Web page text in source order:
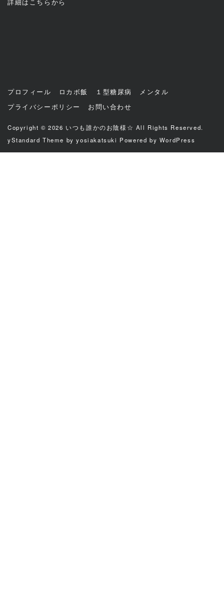
プロフィール ロカボ飯 １型糖尿病
メンタル
プライバシーポリシー
お問い合わせ
Copyright © 2026 いつも誰かのお陰様☆ All Rights Reserved.
yStandard Theme byyosiakatsuki Powered by WordPress